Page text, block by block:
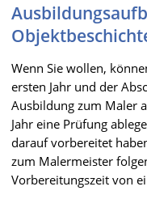
Wenn Sie wollen,
ersten Jahr und der
Ausbildung zum Maler
Jahr eine Prüfung
darauf vorbereitet
zum Malermeister
Vorbereitungszeit von